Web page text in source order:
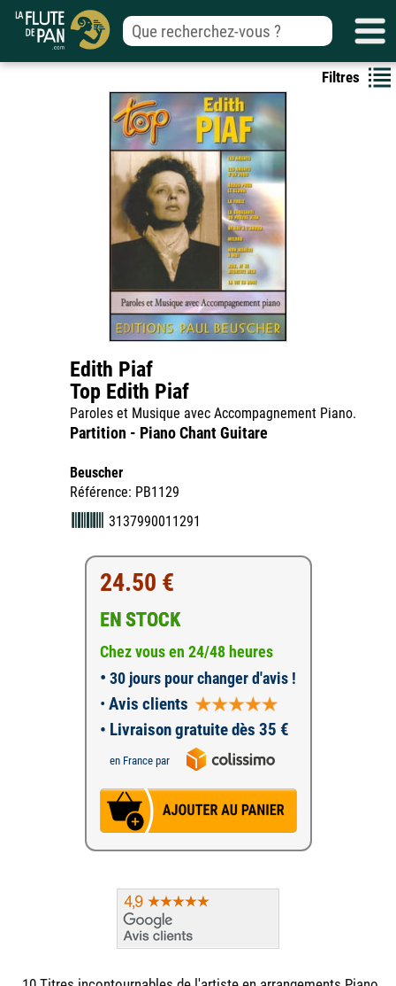
Filtres
Edith Piaf
Top Edith Piaf
Paroles et Musique avec Accompagnement Piano.
Partition - Piano Chant Guitare
Beuscher
Référence: PB1129
3137990011291
24.50 €
EN STOCK
Chez vous en 24/48 heures
• 30 jours pour changer d'avis !
• Avis clients
• Livraison gratuite dès 35 €
en France par